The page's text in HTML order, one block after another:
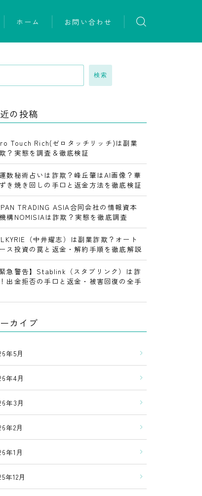
ホーム お問い合わせ
検索
の投稿
Touch Rich(ゼロタッチリッチ)は副業
？実態を調査＆徹底検証
数秘術占いは詐欺？峰丘肇はAI画像？華
き焼き回しの手口と返金方法を徹底検証
TRADING ASIA合同会社の情報資本
構NOMISIAは詐欺？実態を徹底調査
（中井耀志）は副業詐欺？オート
ス投資の罠と返金・解約手順を徹底解説
緊急警告】Stablink（スタブリンク）は詐
出金拒否の手口と返金・被害回復の全手
カイブ
年5月
年4月
年3月
年2月
年1月
年12月